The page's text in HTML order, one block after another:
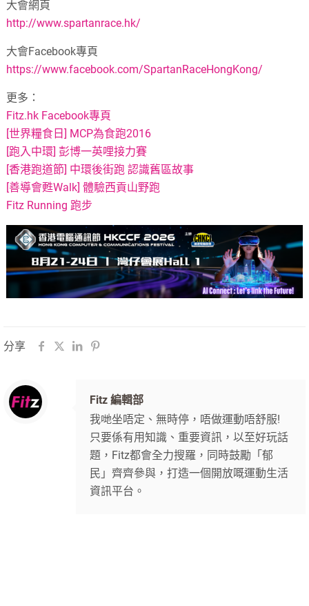
大會網頁
http://www.spartanrace.hk/
大會Facebook專頁
https://www.facebook.com/SpartanRaceHongKong/
更多：
Fitz.hk Facebook專頁
[世界糧食日] MCP為食跑2016
[跑入中環] 彭博一英哩接力賽
[香港跑道節] 中環後街跑 認識舊區故事
[善導會甦Walk] 體驗西貢山野跑
Fitz Running 跑步
分享
Fitz 編輯部
我哋坐唔定、無時停，唔做運動唔舒服!
只要係有用知識、重要資訊，以至好玩話
題，Fitz都會全力搜羅，同時鼓勵「郁
民」齊齊參與，打造一個開放嘅運動生活
資訊平台。